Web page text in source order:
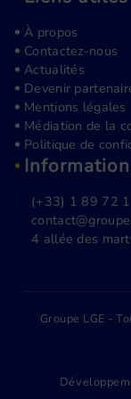
À propos
Contactez-nous
Actualités
Devenir
Mentions légales
Médiation de la
Politique de
(+33) 1 89 72
4 allée des
Groupe LGE -